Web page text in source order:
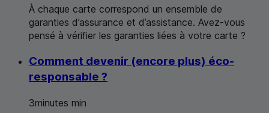
À chaque carte correspond un ensemble de
garanties d’assurance et d’assistance. Avez-vous
pensé à vérifier les garanties liées à votre carte ?
Comment devenir (encore plus) éco-
responsable ?
3minutes min